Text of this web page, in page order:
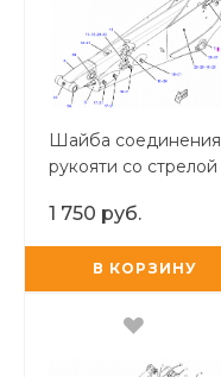
Шайба соединения
рукояти со стрелой
1 750 руб.
В КОРЗИНУ